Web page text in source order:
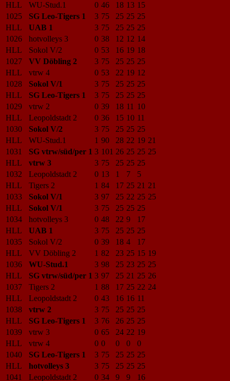
HLL
WU-Stud.1 0 46 18 13 15
1025
SG Leo-Tigers 1 3 75 25 25 25
HLL
UAB 1 3 75 25 25 25
1026
hotvolleys 3 0 38 12 12 14
HLL
Sokol V/2 0 53 16 19 18
1027
VV Döbling 2 3 75 25 25 25
HLL
vtrw 4 0 53 22 19 12
1028
Sokol V/1 3 75 25 25 25
HLL
SG Leo-Tigers 1 3 75 25 25 25
1029
vtrw 2 0 39 18 11 10
HLL
Leopoldstadt 2 0 36 15 10 11
1030
Sokol V/2 3 75 25 25 25
HLL
WU-Stud.1 1 90 28 22 19 21
1031
SG vtrw/süd/per 1 3 101 26 25 25 25
HLL
vtrw 3 3 75 25 25 25
1032
Leopoldstadt 2 0 13 1 7
5
HLL
Tigers 2 1 84 17 25 21 21
1033
Sokol V/1 3 97 25 22 25 25
HLL
Sokol V/1 3 75 25 25 25
1034
hotvolleys 3 0 48 22 9
17
HLL
UAB 1 3 75 25 25 25
1035
Sokol V/2 0 39 18 4
17
HLL
VV Döbling 2 1 82 23 25 15 19
1036
WU-Stud.1 3 98 25 23 25 25
HLL
SG vtrw/süd/per 1 3 97 25 21 25 26
1037
Tigers 2 1 88 17 25 22 24
HLL
Leopoldstadt 2 0 43 16 16 11
1038
vtrw 2 3 75 25 25 25
HLL
SG Leo-Tigers 1 3 76 26 25 25
1039
vtrw 3 0 65 24 22 19
HLL
vtrw 4 0 0 0 0
0
1040
SG Leo-Tigers 1 3 75 25 25 25
HLL
hotvolleys 3 3 75 25 25 25
1041
Leopoldstadt 2 0 34 9 9
16